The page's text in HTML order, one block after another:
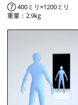
⑦ 400ミリ×1200ミリ
重量：2.9kg